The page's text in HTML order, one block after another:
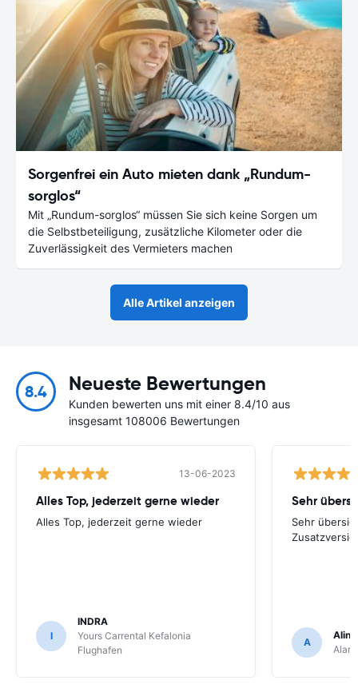
Sorgenfrei ein Auto mieten dank „Rundum-
sorglos“
Mit „Rundum-sorglos“ müssen Sie sich keine Sorgen um
die Selbstbeteiligung, zusätzliche Kilometer oder die
Zuverlässigkeit des Vermieters machen
Alle Artikel anzeigen
8.4 Neueste Bewertungen
Kunden bewerten uns mit einer 8.4/10 aus
insgesamt 108006 Bewertungen
13-06-2023
Alles Top, jederzeit gerne wieder
Alles Top, jederzeit gerne wieder
I
INDRA
Yours Carrental Kefalonia
Flughafen
Sehr
A